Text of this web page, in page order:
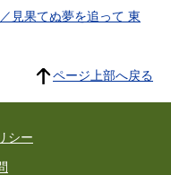
見果てぬ夢を追って 東
ページ上部へ戻る
シー